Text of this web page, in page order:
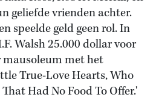
geliefde vrienden achter.
speelde geld geen rol. In
Walsh 25.000 dollar voor
mausoleum met het
True-Love Hearts, Who
Had No Food To Offer.'